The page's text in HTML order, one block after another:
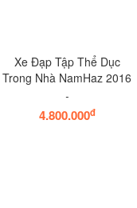
Xe Đạp Tập Thể Dục
Trong Nhà NamHaz 2016
4.800.000đ